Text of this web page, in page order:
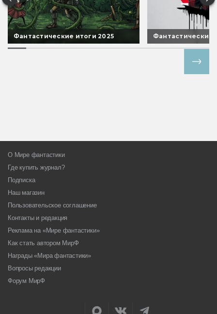
Фантастические итоги 2025 Фантастические
О Мире фантастики
Где купить журнал?
Подписка
Наш магазин
Пользовательское соглашение
Контакты и редакция
Реклама на «Мире фантастики»
Как стать автором МирФ
Награды «Мира фантастики»
Вопросы редакции
Форум МирФ